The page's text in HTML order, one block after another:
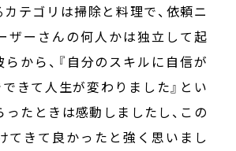
テゴリは掃除と料理で、依頼ニ
ザーさんの何人かは独立して起
から、『自分のスキルに自信が
きて人生が変わりました』とい
ったときは感動しましたし、この
てきて良かったと強く思いまし